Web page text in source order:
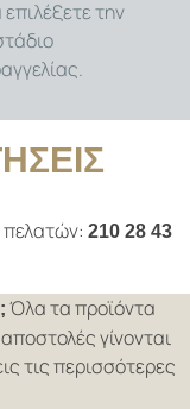
την
210 28 43
Όλα τα προϊόντα
γίνονται
τις περισσότερες